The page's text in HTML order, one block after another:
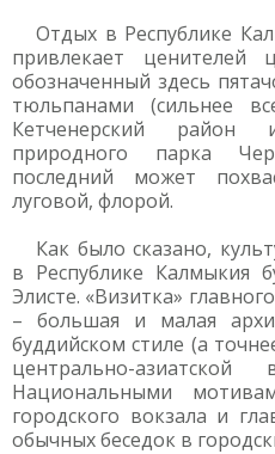
Отдых в Республике
привлекает ценителей
обозначенный здесь
тюльпанами (сильнее
Кетченерский район
природного парка
последний может
луговой, флорой.
Как было сказано,
в Республике Калмыкия
Элисте. «Визитка»
– большая и малая
буддийском стиле (а
центрально-
Национальными
городского вокзала и
обычных беседок в